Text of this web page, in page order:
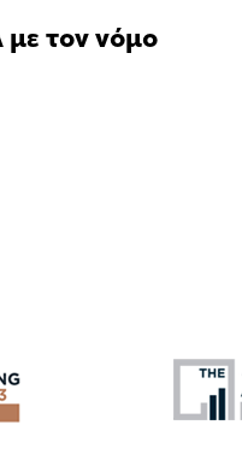
τον νόμο